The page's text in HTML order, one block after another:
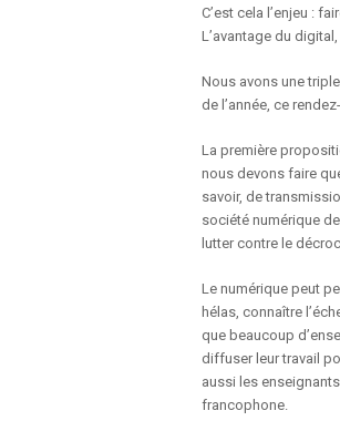
C’est cela l’enjeu :
L’avantage du
Nous avons une
de l’année, ce
La première
nous devons faire
savoir, de
société numérique
lutter contre le
Le numérique peut
hélas, connaître
que beaucoup
diffuser leur travail
aussi les
francophone.